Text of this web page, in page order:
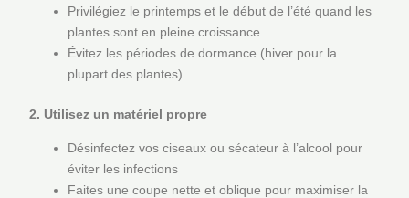
Privilégiez le printemps et le début de l’été quand les
plantes sont en pleine croissance
Évitez les périodes de dormance (hiver pour la
plupart des plantes)
2. Utilisez un matériel propre
Désinfectez vos ciseaux ou sécateur à l’alcool pour
éviter les infections
Faites une coupe nette et oblique pour maximiser la